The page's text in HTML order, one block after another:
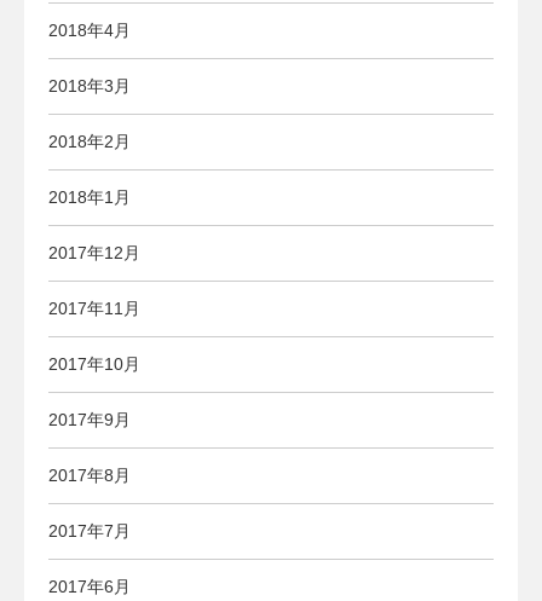
2018年4月
2018年3月
2018年2月
2018年1月
2017年12月
2017年11月
2017年10月
2017年9月
2017年8月
2017年7月
2017年6月